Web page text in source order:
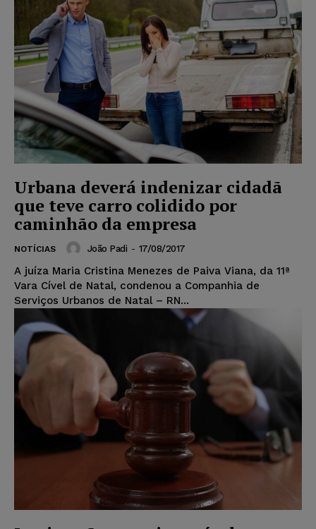
Urbana deverá indenizar cidadã
que teve carro colidido por
caminhão da empresa
NOTÍCIAS João Padi - 17/08/2017
A juíza Maria Cristina Menezes de Paiva Viana, da 11ª
Vara Cível de Natal, condenou a Companhia de
Serviços Urbanos de Natal – RN...